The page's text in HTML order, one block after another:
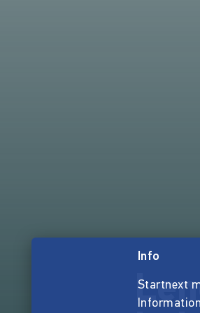
Info
Startnext